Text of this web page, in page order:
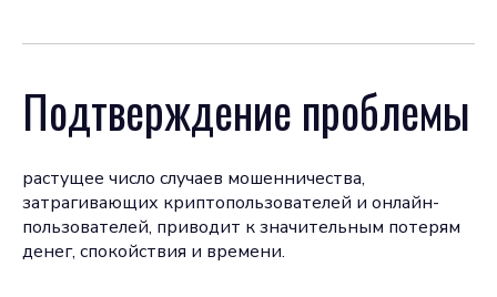
Подтверждение проблемы
растущее число случаев мошенничества,
затрагивающих криптопользователей и онлайн-
пользователей, приводит к значительным потерям
денег, спокойствия и времени.